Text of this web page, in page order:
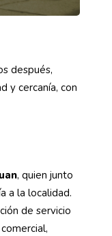
después,
y cercanía, con
, quien junto
a la localidad.
de servicio